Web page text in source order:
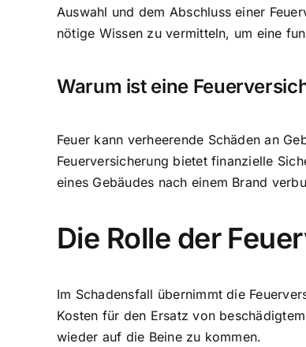
Auswahl und dem Abschluss einer
nötige Wissen zu vermitteln, um eine
Warum ist eine
Feuer kann verheerende Schäden an
Feuerversicherung bietetfinanzielle
eines Gebäudes nach einem Brand
Die Rolle der
Im Schadensfall übernimmt die
Kosten für den Ersatz von
wieder auf die Beine zu kommen.